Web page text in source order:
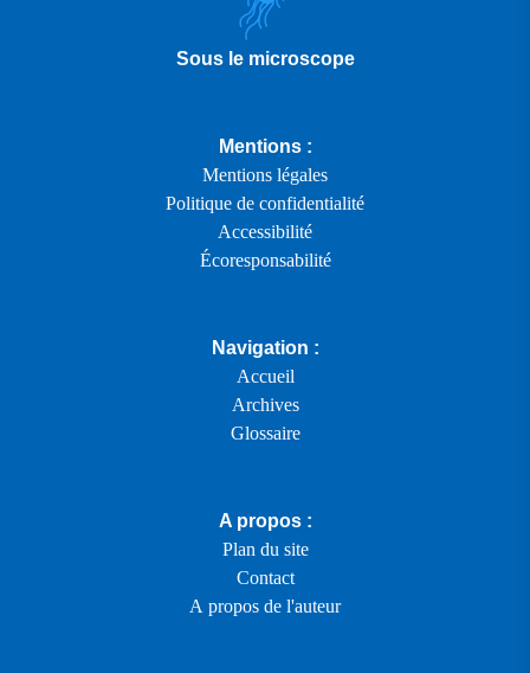
Sous le microscope
Navigation :
Accueil
Archives
Glossaire
A propos :
Plan du site
Contact
A propos de l'auteur
Mentions :
Mentions légales
Politique de confidentialité
Accessibilité
Écoresponsabilité